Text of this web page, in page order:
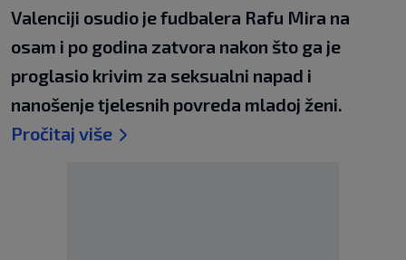
Valenciji osudio je fudbalera Rafu Mira na
osam i po godina zatvora nakon što ga je
proglasio krivim za seksualni napad i
nanošenje tjelesnih povreda mladoj ženi.
Pročitaj više